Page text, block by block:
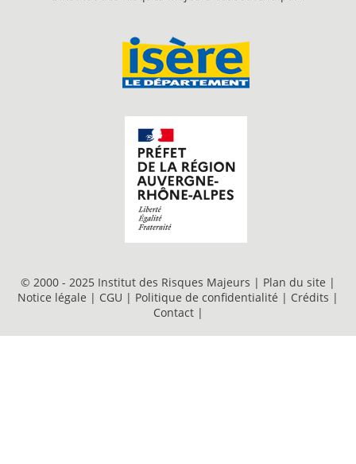
© 2000 - 2025 Institut des Risques Majeurs | Plan du site |
Notice légale | CGU | Politique de confidentialité | Crédits |
Contact |